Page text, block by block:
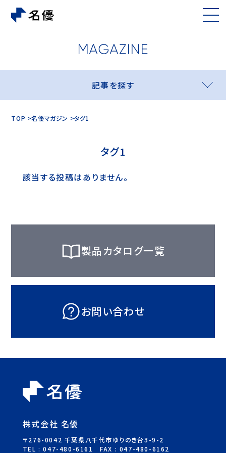
記事を探す
TOP 名優マガジン タグ1
タグ1
該当する投稿はありません。
製品カタログ一覧
お問い合わせ
株式会社 名優
〒276-0042 千葉県八千代市ゆりのき台3-9-2
TEL :047-480-6161 FAX : 047-480-6162